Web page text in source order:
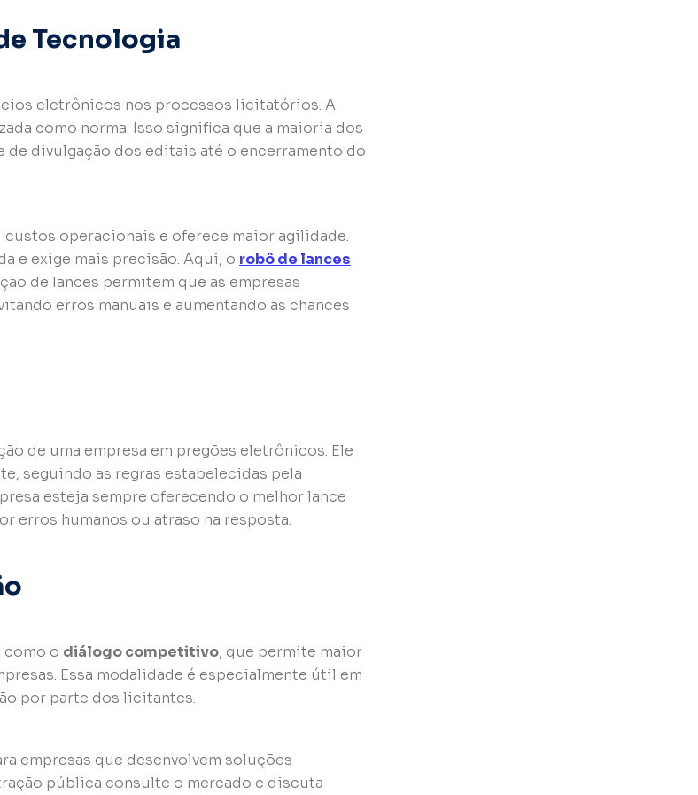
Tecnologia
eletrônicos nos processos licitatórios. A
como norma. Isso significa que a maioria dos
de divulgação dos editais até o encerramento do
custos operacionais e oferece maior agilidade.
e exige mais precisão. Aqui, o robô de lances
de lances permitem que as empresas
erros manuais e aumentando as chances
de uma empresa em pregões eletrônicos. Ele
seguindo as regras estabelecidas pela
esteja sempre oferecendo o melhor lance
erros humanos ou atraso na resposta.
como o diálogo competitivo, que permite maior
Essa modalidade é especialmente útil em
por parte dos licitantes.
empresas que desenvolvem soluções
pública consulte o mercado e discuta